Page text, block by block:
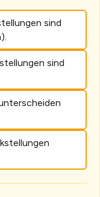
sind
sind